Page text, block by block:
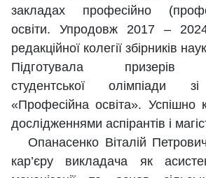
закладах професійно
освіти. Упродовж 2017 –
редакційної колегії збірників
Підготувала призерів
студентської олімпіади зі
«Професійна освіта». Успішно
дослідженнями аспірантів і
Опанасенко Віталій
кар’єру викладача як